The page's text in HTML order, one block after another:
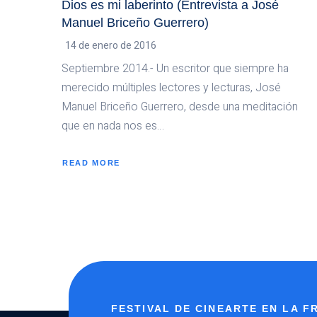
Dios es mi laberinto (Entrevista a José
Manuel Briceño Guerrero)
14 de enero de 2016
Septiembre 2014.- Un escritor que siempre ha
merecido múltiples lectores y lecturas, José
Manuel Briceño Guerrero, desde una meditación
que en nada nos es…
READ MORE
ABOUT
FESTIVAL DE CINEARTE EN LA